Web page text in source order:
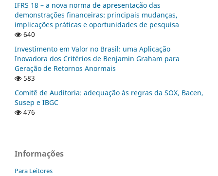
IFRS 18 – a nova norma de apresentação das
demonstrações financeiras: principais mudanças,
implicações práticas e oportunidades de pesquisa
640
Investimento em Valor no Brasil: uma Aplicação
Inovadora dos Critérios de Benjamin Graham para
Geração de Retornos Anormais
583
Comitê de Auditoria: adequação às regras da SOX, Bacen,
Susep e IBGC
476
Informações
Para Leitores